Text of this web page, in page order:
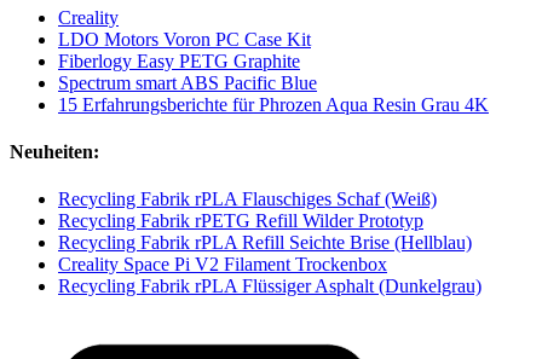
Creality
LDO Motors Voron PC Case Kit
Fiberlogy Easy PETG Graphite
Spectrum smart ABS Pacific Blue
15 Erfahrungsberichte für Phrozen Aqua Resin Grau 4K
Neuheiten:
Recycling Fabrik rPLA Flauschiges Schaf (Weiß)
Recycling Fabrik rPETG Refill Wilder Prototyp
Recycling Fabrik rPLA Refill Seichte Brise (Hellblau)
Creality Space Pi V2 Filament Trockenbox
Recycling Fabrik rPLA Flüssiger Asphalt (Dunkelgrau)